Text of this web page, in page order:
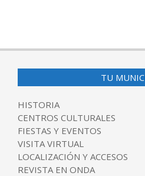
TU
HISTORIA
CENTROS CULTURALES
FIESTAS Y EVENTOS
VISITA VIRTUAL
LOCALIZACIÓN Y ACCESOS
REVISTA EN ONDA